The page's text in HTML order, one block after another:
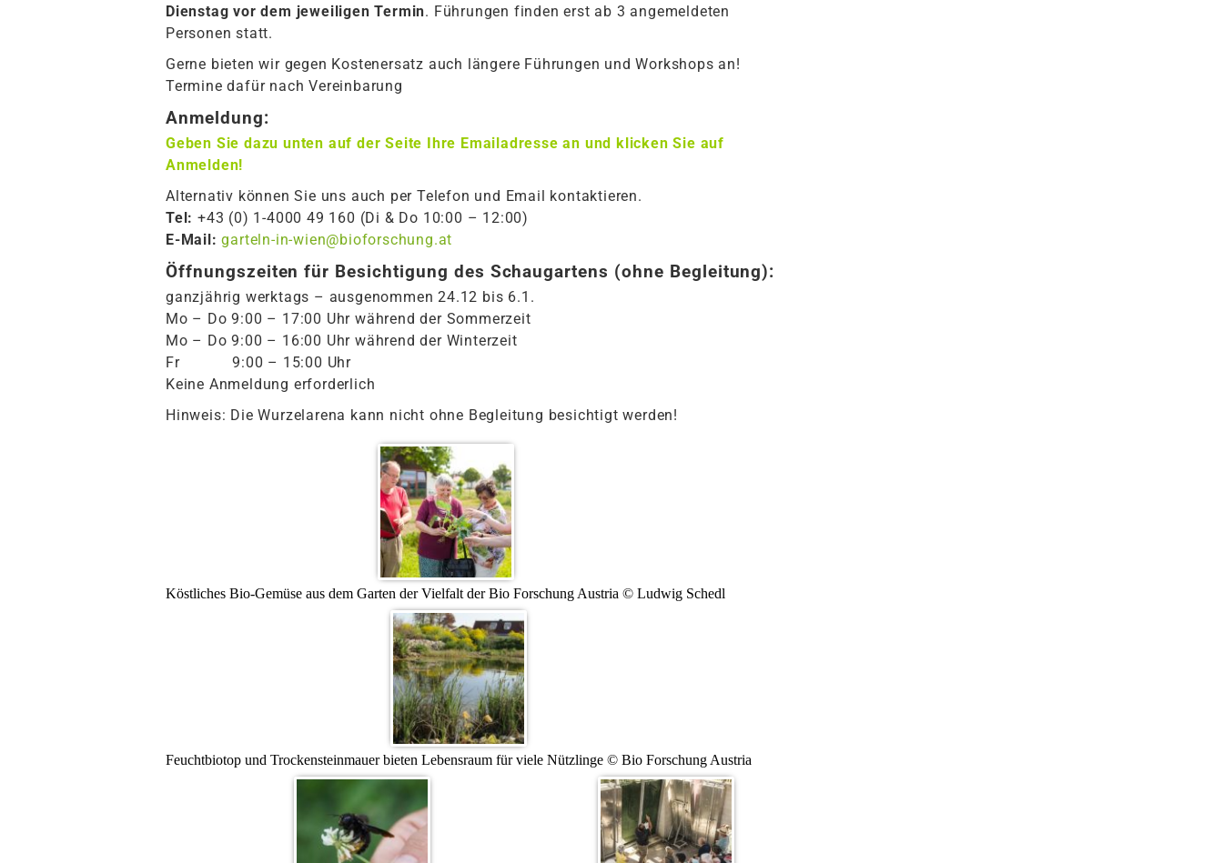
Dienstag vor dem jeweiligen Termin. Führungen finden erst ab 3 angemeldeten
Personen statt.
Gerne bieten wir gegen Kostenersatz auch längere Führungen und Workshops an!
Termine dafür nach Vereinbarung
Anmeldung:
Geben Sie dazu unten auf der Seite Ihre Emailadresse an und klicken Sie auf
Anmelden!
Alternativ können Sie uns auch per Telefon und Email kontaktieren.
Tel: +43 (0) 1-4000 49 160 (Di & Do 10:00 – 12:00)
E-Mail: garteln-in-wien@bioforschung.at
Öffnungszeiten für Besichtigung des Schaugartens (ohne Begleitung):
ganzjährig werktags – ausgenommen 24.12 bis 6.1.
Mo – Do 9:00 – 17:00 Uhr während der Sommerzeit
Mo – Do 9:00 – 16:00 Uhr während der Winterzeit
Fr 9:00 – 15:00 Uhr
Keine Anmeldung erforderlich
Hinweis: Die Wurzelarena kann nicht ohne Begleitung besichtigt werden!
Köstliches Bio-Gemüse aus dem Garten der Vielfalt der Bio Forschung Austria © Ludwig Schedl
Feuchtbiotop und Trockensteinmauer bieten Lebensraum für viele Nützlinge © Bio Forschung Austria